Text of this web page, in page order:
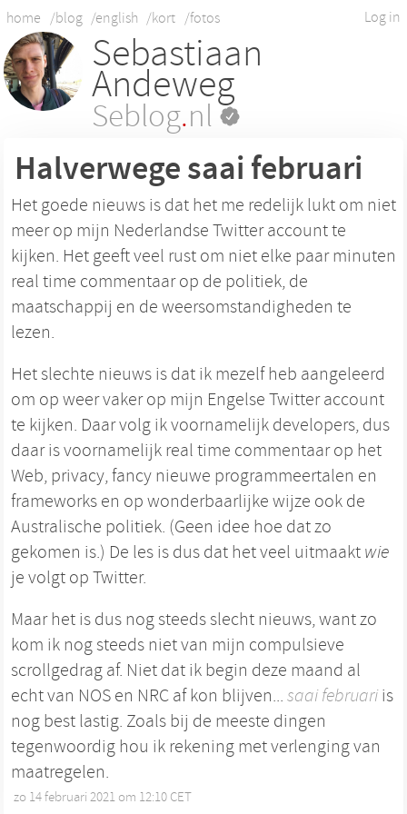
Log in
home /blog /english /kort /fotos
Sebastiaan
Andeweg
Seblog.nl
Halverwege saai februari
Het goede nieuws is dat het me redelijk lukt om niet
meer op mijn Nederlandse Twitter account te
kijken. Het geeft veel rust om niet elke paar minuten
real time commentaar op de politiek, de
maatschappij en de weersomstandigheden te
lezen.
Het slechte nieuws is dat ik mezelf heb aangeleerd
om op weer vaker op mijn Engelse Twitter account
te kijken. Daar volg ik voornamelijk developers, dus
daar is voornamelijk real time commentaar op het
Web, privacy, fancy nieuwe programmeertalen en
frameworks en op wonderbaarlijke wijze ook de
Australische politiek. (Geen idee hoe dat zo
gekomen is.) De les is dus dat het veel uitmaakt wie
je volgt op Twitter.
Maar het is dus nog steeds slecht nieuws, want zo
kom ik nog steeds niet van mijn compulsieve
scrollgedrag af. Niet dat ik begin deze maand al
echt van NOS en NRC af kon blijven... saai februariis
nog best lastig. Zoals bij de meeste dingen
tegenwoordig hou ik rekening met verlenging van
maatregelen.
zo 14 februari 2021 om 12:10 CET